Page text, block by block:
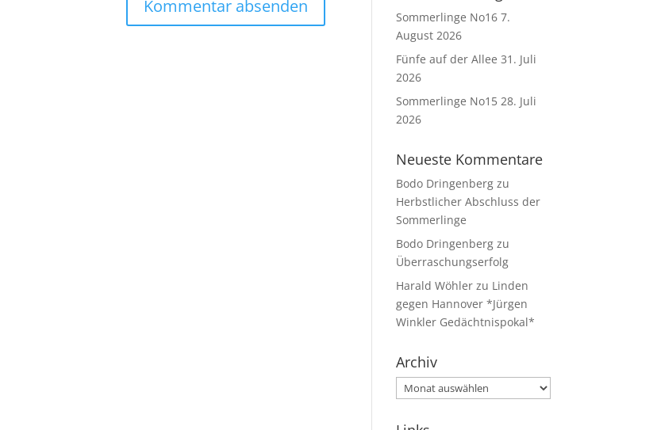
Sommerlinge No16 7.
August 2026
Fünfe auf der Allee 31. Juli
2026
Sommerlinge No15 28. Juli
2026
Neueste Kommentare
Bodo Dringenberg zu
Herbstlicher Abschluss der
Sommerlinge
Bodo Dringenberg zu
Überraschungserfolg
Harald Wöhler zu Linden
gegen Hannover *Jürgen
Winkler Gedächtnispokal*
Archiv
Archiv